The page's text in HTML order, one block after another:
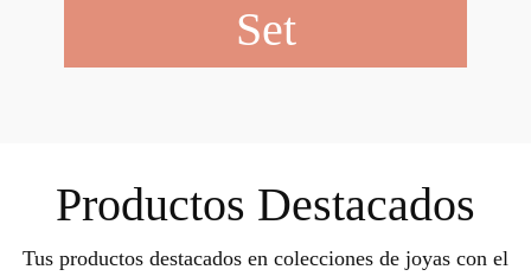
Set
Productos Destacados
Tus productos destacados en colecciones de joyas con el